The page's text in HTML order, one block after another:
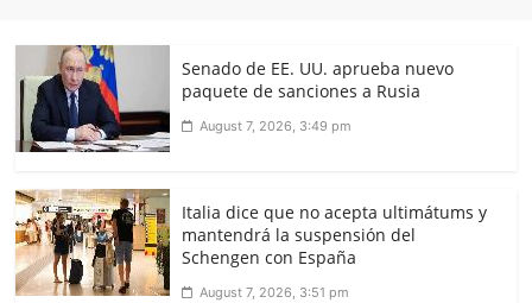
Senado de EE. UU. aprueba nuevo
paquete de sanciones a Rusia
August 7, 2026, 3:49 pm
Italia dice que no acepta ultimátums y
mantendrá la suspensión del
Schengen con España
August 7, 2026, 3:51 pm